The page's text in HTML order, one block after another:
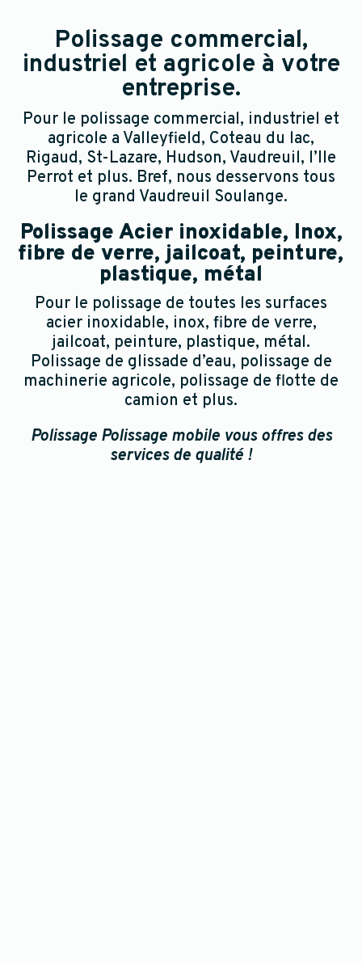
Polissage commercial,
industriel et agricole à votre
entreprise.
Pour le polissage commercial, industriel et
agricole a Valleyfield, Coteau du lac,
Rigaud, St-Lazare, Hudson, Vaudreuil, l’Ile
Perrot et plus. Bref, nous desservons tous
le grand Vaudreuil Soulange.
Polissage Acier inoxidable, Inox,
fibre de verre, jailcoat, peinture,
plastique, métal
Pour le polissage de toutes les surfaces
acier inoxidable, inox, fibre de verre,
jailcoat, peinture, plastique, métal.
Polissage de glissade d’eau, polissage de
machinerie agricole, polissage de flotte de
camion et plus.
Polissage Polissage mobile vous offres des
services de qualité !